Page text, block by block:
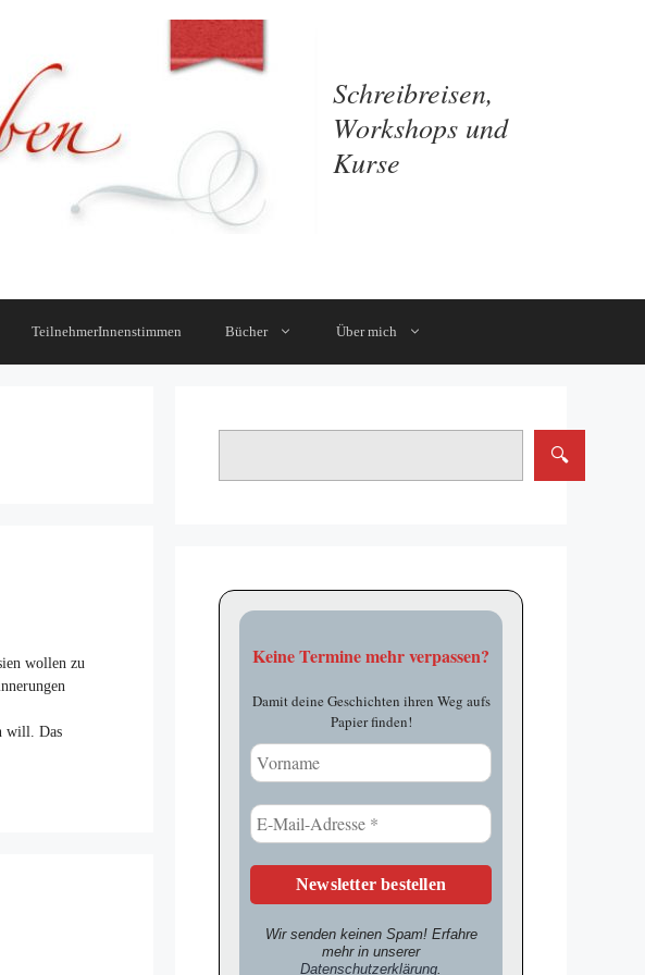
Schreibreisen,
Workshops und
Kurse
TeilnehmerInnenstimmen Bücher Über mich
wollen zu
will. Das
Keine Termine mehr verpassen?
Damit deine Geschichten ihren Weg aufs
Papier finden!
Wir senden keinen Spam! Erfahre
mehr in unserer
Datenschutzerklärung.